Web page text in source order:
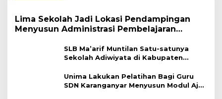
Lima Sekolah Jadi Lokasi Pendampingan
Menyusun Administrasi Pembelajaran
SLB Ma’arif Muntilan Satu-satunya
Sekolah Adiwiyata di Kabupaten
Unima Lakukan Pelatihan Bagi Guru
SDN Karanganyar Menyusun Modul Ajar